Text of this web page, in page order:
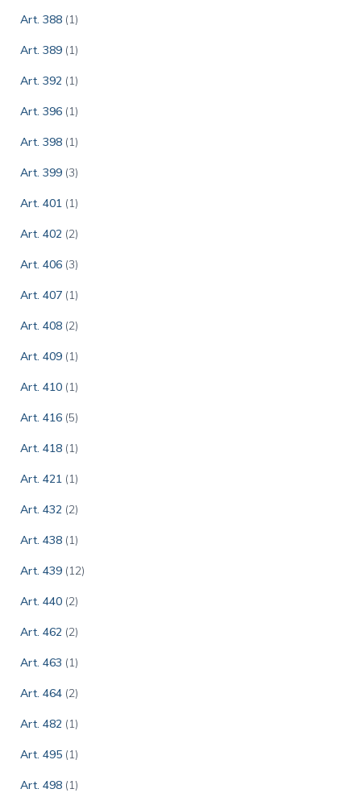
Art. 388 (1)
Art. 389 (1)
Art. 392 (1)
Art. 396 (1)
Art. 398 (1)
Art. 399 (3)
Art. 401 (1)
Art. 402 (2)
Art. 406 (3)
Art. 407 (1)
Art. 408 (2)
Art. 409 (1)
Art. 410 (1)
Art. 416 (5)
Art. 418 (1)
Art. 421 (1)
Art. 432 (2)
Art. 438 (1)
Art. 439 (12)
Art. 440 (2)
Art. 462 (2)
Art. 463 (1)
Art. 464 (2)
Art. 482 (1)
Art. 495 (1)
Art. 498 (1)